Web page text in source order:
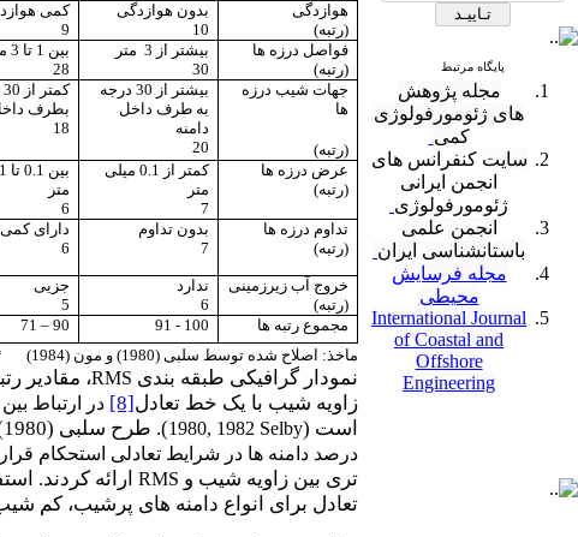
پایگاه مرتبط
مجله پژوهش
های ژئومورفولوژی
کمی
سایت کنفرانس های
انجمن ایرانی
ژئومورفولوژی
انجمن علمی
باستانشناسی ایران
مجله فرسایش
محیطی
International Journal
of Coastal and
Offshore
Engineering
هوازدگی
(رتبه)
بدون هوازدگی
10
کمی
9
فواصل درزه ها
(رتبه)
بیشتر از 3 متر
30
بین 1 تا 3 متر
28
جهات شیب درزه
ها
(رتبه)
بیشتر از 30 درجه
به طرف داخل
دامنه
20
بطرف
18
عرض درزه ها
(رتبه)
کمتر از 0.1 میلی
متر
7
متر
6
تداوم درزه ها
(رتبه)
بدون تداوم
7
دارای کمی
6
خروج آب زیرزمینی
(رتبه)
ندارد
6
جزیی
5
مجموع رتبه ها
100 - 91
90
–
ماخذ: اصلاح شده توسط سلبی (1980) و مون (1984)
نمودار گرافیکی طبقه بندی RMS
زاویه شیب با یک خط تعادل[8] در ارتباط بین
است (Selby
1980, 1982). طرح سلبی (1980) و اصلاح شده آن توسط مون (1984)، به وسیله آبراهامز و پارسونز
درصد دامنه ها در شرایط تعادلی استحکام قرار دارند (شکل 135). آبراهامز و پارسونز
تری بین زاویه شیب و RMS ارائه کردند.
تعادل برای انواع دامنه های پرشیب، کم